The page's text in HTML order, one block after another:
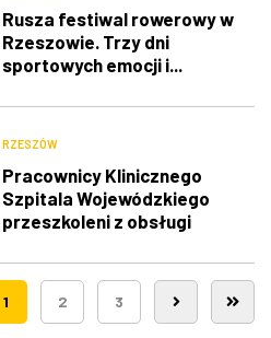
Rusza festiwal rowerowy w
Rzeszowie. Trzy dni
sportowych emocji i...
RZESZÓW
Pracownicy Klinicznego
Szpitala Wojewódzkiego
przeszkoleni z obsługi
śmigłowców LPR
1 2 3